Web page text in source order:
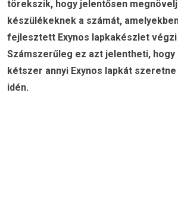
törekszik, hogy jelentősen
készülékeknek a számát,
fejlesztett Exynos lapkakészlet
Számszerűleg ez azt jelentheti, hogy
kétszer annyi Exynos lapkát
idén.